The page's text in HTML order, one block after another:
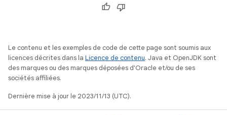
Le contenu et les exemples de code de cette page sont soumis aux
licences décrites dans la Licence de contenu. Java et OpenJDK sont
des marques ou des marques déposées d'Oracle et/ou de ses
sociétés affiliées.
Dernière mise à jour le 2023/11/13 (UTC).